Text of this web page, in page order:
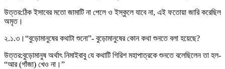
উত্তর:ঠিক ইসাবের মতো জামাটি না পেলে ও ইস্কুলে যাবে না, এই ফতোয়া জারি করেছিল
অমৃত।
২.১.৩। “বুড়ােমানুষের কথাটা শুনো”- বুড়ােমানুষের কোন কথা শুনতে বলা হয়েছে?
উত্তর:বুড়োমানুষ অর্থাৎ নিমাইবাবু যে কথাটি গিরিশ মহাপাত্রকে শুনতে বলেছিলেন তা হল-
“আর (গাঁজা) খেও না।”